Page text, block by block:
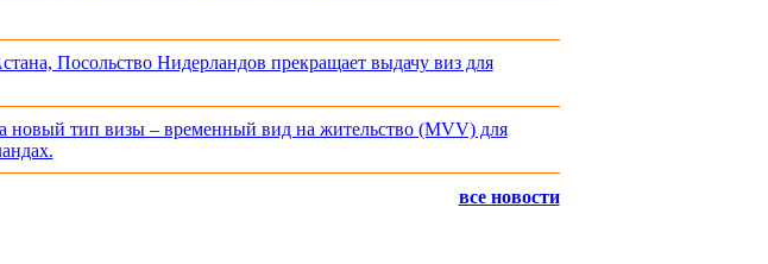
Посольство Нидерландов прекращает выдачу виз для
новый тип визы – временный вид на жительство (MVV) для
все новости